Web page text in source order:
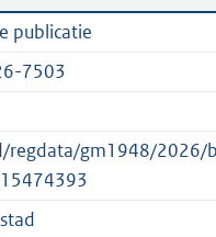
a
n
d
g
r
o
o
publicatie
7503
regdata/gm1948/2026/